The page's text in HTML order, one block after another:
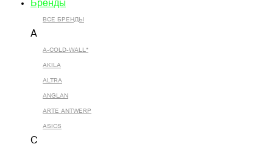
Бренды
ВСЕ БРЕНДЫ
A
A-COLD-WALL*
AKILA
ALTRA
ANGLAN
ARTE ANTWERP
ASICS
C